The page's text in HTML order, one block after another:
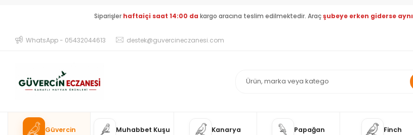
Siparişler haftaiçi saat 14:00 da kargo aracına teslim edilmektedir. Araçşubeye erken giderse
WhatsApp - 05432044613 destek@guvercineczanesi.com
Güvercin Muhabbet Kuşu Kanarya Papağan Finch